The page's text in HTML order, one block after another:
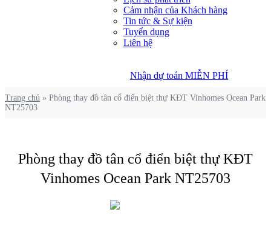
Cảm nhận của Khách hàng
Tin tức & Sự kiện
Tuyển dụng
Liên hệ
Nhận dự toán MIỄN PHÍ
Trang chủ » Phòng thay đồ tân cổ điển biệt thự KĐT Vinhomes Ocean Park
NT25703
Phòng thay đồ tân cổ điển biệt thự KĐT
Vinhomes Ocean Park NT25703